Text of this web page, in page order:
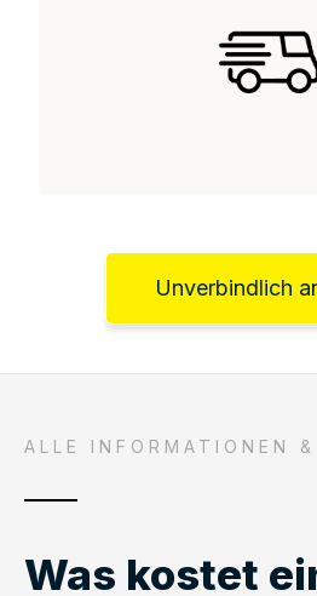
Unverbindlich
ALLE INFORMATIONEN
Was kostet